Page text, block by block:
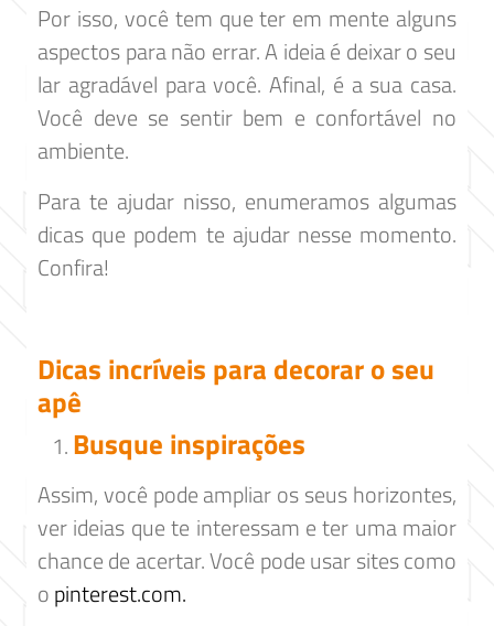
Por isso, você tem que ter em mente alguns
aspectos para não errar. A ideia é deixar o seu
lar agradável para você. Afinal, é a sua casa.
Você deve se sentir bem e confortável no
ambiente.
Para te ajudar nisso, enumeramos algumas
dicas que podem te ajudar nesse momento.
Confira!
Dicas incríveis para decorar o seu
apê
Busque inspirações
Assim, você pode ampliar os seus horizontes,
ver ideias que te interessam e ter uma maior
chance de acertar. Você pode usar sites como
opinterest.com.